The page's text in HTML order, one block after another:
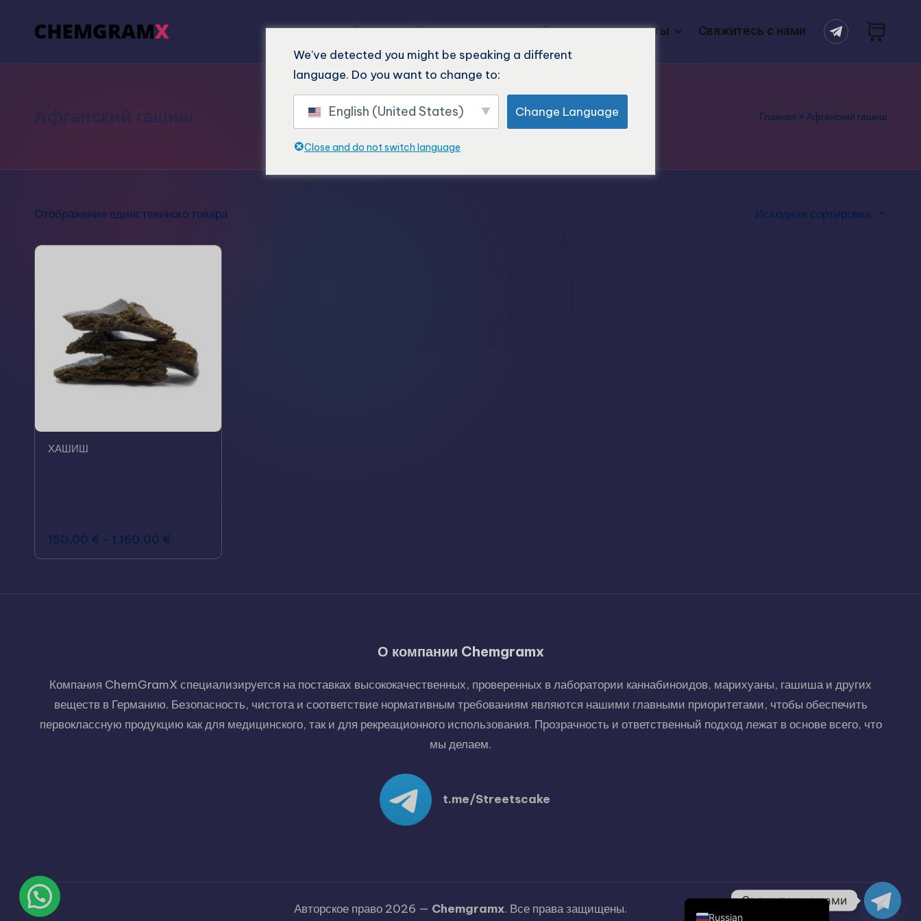
Главная Наша продукция Последние продукты Свяжитесь с нами
Афганский гашиш Главная » Афганский гашиш
Отображение единственного товара Исходная сортировка
ХАШИШ
150,00 € - 1.160,00 €
О компании Chemgramx
Компания ChemGramX специализируется на поставках высококачественных, проверенных в лаборатории каннабиноидов, марихуаны, гашиша и других
веществ в Германию. Безопасность, чистота и соответствие нормативным требованиям являются нашими главными приоритетами, чтобы обеспечить
первоклассную продукцию как для медицинского, так и для рекреационного использования. Прозрачность и ответственный подход лежат в основе всего, что
мы делаем.
t.me/Streetscake
Авторское право 2026 — Chemgramx. Все права защищены.
We've detected you might be speaking a different
language. Do you want to change to:
English (United States) Change Language
Close and do not switch language
Russian
German
English (United States)
Czech
Свяжитесь с нами